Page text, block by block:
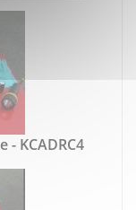
- KCADRC4